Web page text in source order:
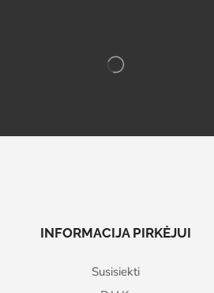
INFORMACIJA PIRKĖJUI
Susisiekti